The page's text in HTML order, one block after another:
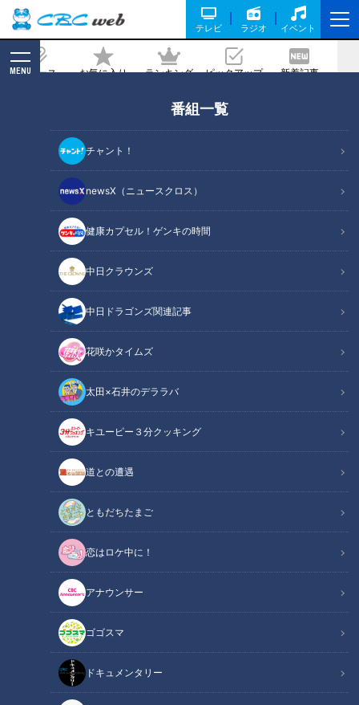
テレビ ラジオ イベント
ニュース お気に入り ランキング ピックアップ 新着記事
MENU
番組一覧
チャント！
newsX（ニュースクロス）
健康カプセル！ゲンキの時間
中日クラウンズ
中日ドラゴンズ関連記事
花咲かタイムズ
太田×石井のデララバ
キユーピー３分クッキング
道との遭遇
ともだちたまご
恋はロケ中に！
アナウンサー
ゴゴスマ
ドキュメンタリー
クションが開催中
記事に戻る
この記事の画像